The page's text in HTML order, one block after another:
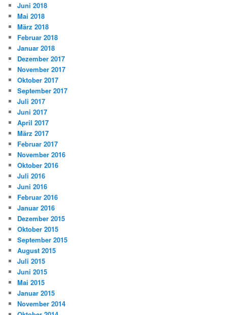
Juni 2018
Mai 2018
März 2018
Februar 2018
Januar 2018
Dezember 2017
November 2017
Oktober 2017
September 2017
Juli 2017
Juni 2017
April 2017
März 2017
Februar 2017
November 2016
Oktober 2016
Juli 2016
Juni 2016
Februar 2016
Januar 2016
Dezember 2015
Oktober 2015
September 2015
August 2015
Juli 2015
Juni 2015
Mai 2015
Januar 2015
November 2014